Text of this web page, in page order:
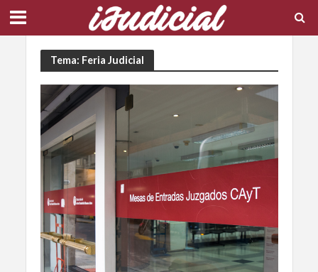
Tema: Feria Judicial